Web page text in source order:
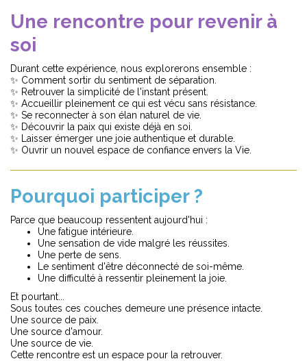
Une rencontre pour revenir à
soi
Durant cette expérience, nous explorerons ensemble :
✨ Comment sortir du sentiment de séparation.
✨ Retrouver la simplicité de l'instant présent.
✨ Accueillir pleinement ce qui est vécu sans résistance.
✨ Se reconnecter à son élan naturel de vie.
✨ Découvrir la paix qui existe déjà en soi.
✨ Laisser émerger une joie authentique et durable.
✨ Ouvrir un nouvel espace de confiance envers la Vie.
Pourquoi participer ?
Parce que beaucoup ressentent aujourd'hui :
Une fatigue intérieure.
Une sensation de vide malgré les réussites.
Une perte de sens.
Le sentiment d'être déconnecté de soi-même.
Une difficulté à ressentir pleinement la joie.
Et pourtant...
Sous toutes ces couches demeure une présence intacte.
Une source de paix.
Une source d'amour.
Une source de vie.
Cette rencontre est un espace pour la retrouver.